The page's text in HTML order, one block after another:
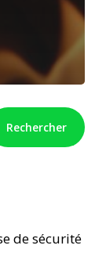
Rechercher
de sécurité